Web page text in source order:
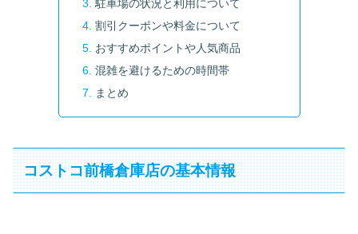
駐車場の状況と利用について
割引クーポンや料金について
おすすめポイントや人気商品
混雑を避けるための時間帯
まとめ
コストコ前橋倉庫店の基本情報